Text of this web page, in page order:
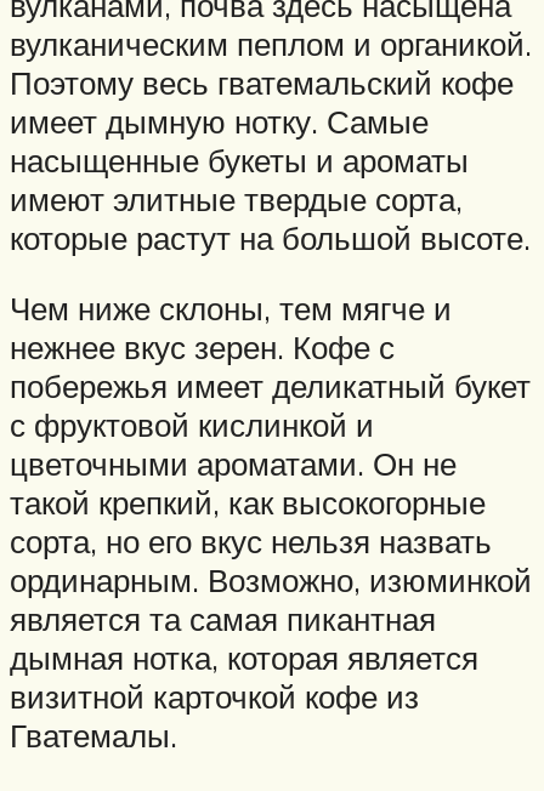
вулканическим пеплом и органикой.
Поэтому весь гватемальский кофе
имеет дымную нотку. Самые
насыщенные букеты и ароматы
имеют элитные твердые сорта,
которые растут на большой высоте.
Чем ниже склоны, тем мягче и
нежнее вкус зерен. Кофе с
побережья имеет деликатный букет
с фруктовой кислинкой и
цветочными ароматами. Он не
такой крепкий, как высокогорные
сорта, но его вкус нельзя назвать
ординарным. Возможно, изюминкой
является та самая пикантная
дымная нотка, которая является
визитной карточкой кофе из
Гватемалы.